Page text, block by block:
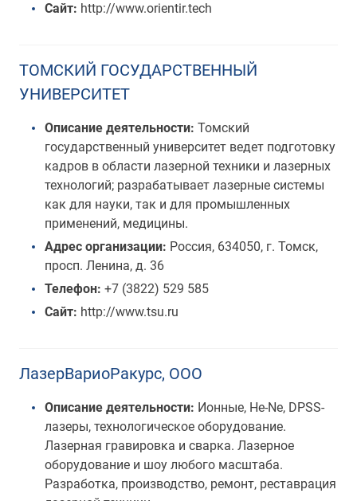
Сайт: http://www.orientir.tech
ТОМСКИЙ ГОСУДАРСТВЕННЫЙ
УНИВЕРСИТЕТ
Описание деятельности: Томский
государственный университет ведет подготовку
кадров в области лазерной техники и лазерных
технологий; разрабатывает лазерные системы
как для науки, так и для промышленных
применений, медицины.
Адрес организации: Россия, 634050, г. Томск,
просп. Ленина, д. 36
Телефон: +7 (3822) 529 585
Сайт: http://www.tsu.ru
ЛазерВариоРакурс, ООО
Описание деятельности: Ионные, He-Ne, DPSS-
лазеры, технологическое оборудование.
Лазерная гравировка и сварка. Лазерное
оборудование и шоу любого масштаба.
Разработка, производство, ремонт, реставрация